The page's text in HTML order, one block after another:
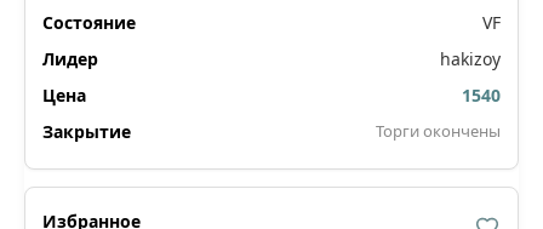
VF
hakizoy
1540
Торги окончены